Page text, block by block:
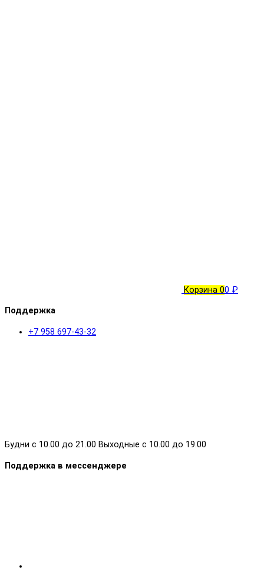
Корзина 00 ₽
Поддержка
+7 958 697-43-32
Будни с 10.00 до 21.00 Выходные с 10.00 до 19.00
Поддержка в мессенджере